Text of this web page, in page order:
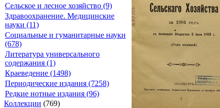
Сельское и лесное хозяйство (9)
Здравоохранение. Медицинские
науки (11)
Социальные и гуманитарные науки
(678)
Литература универсального
содержания (1)
Краеведение (1498)
Периодические издания (7258)
Редкие нотные издания (96)
Коллекции (769)